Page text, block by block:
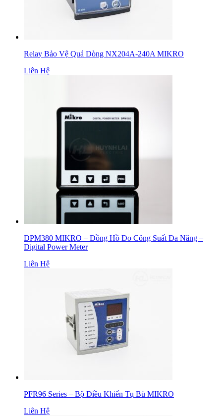
Relay Bảo Vệ Quá Dòng NX204A-240A MIKRO
Liên Hệ
DPM380 MIKRO – Đồng Hồ Đo Công Suất Đa Năng –
Digital Power Meter
Liên Hệ
PFR96 Series – Bộ Điều Khiển Tụ Bù MIKRO
Liên Hệ